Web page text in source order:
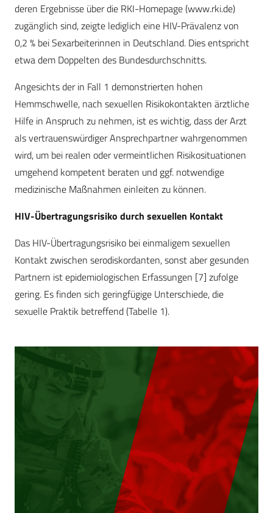
deren Ergebnisse über die RKI-Homepage (www.rki.de)
zugänglich sind, zeigte lediglich eine HIV-Prävalenz von
0,2 % bei Sexarbeiterinnen in Deutschland. Dies entspricht
etwa dem Doppelten des Bundesdurchschnitts.
Angesichts der in Fall 1 demonstrierten hohen
Hemmschwelle, nach sexuellen Risikokontakten ärztliche
Hilfe in Anspruch zu nehmen, ist es wichtig, dass der Arzt
als vertrauenswürdiger Ansprechpartner wahrgenommen
wird, um bei realen oder vermeintlichen Risikosituationen
umgehend kompetent beraten und ggf. notwendige
medizinische Maßnahmen einleiten zu können.
HIV-Übertragungsrisiko durch sexuellen Kontakt
Das HIV-Übertragungsrisiko bei einmaligem sexuellen
Kontakt zwischen serodiskordanten, sonst aber gesunden
Partnern ist epidemiologischen Erfassungen [7] zufolge
gering. Es finden sich geringfügige Unterschiede, die
sexuelle Praktik betreffend (Tabelle 1).